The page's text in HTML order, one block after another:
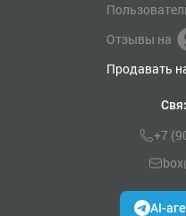
Отзывы на
Продавать
+7
AI-